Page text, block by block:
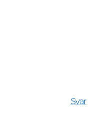
Svar